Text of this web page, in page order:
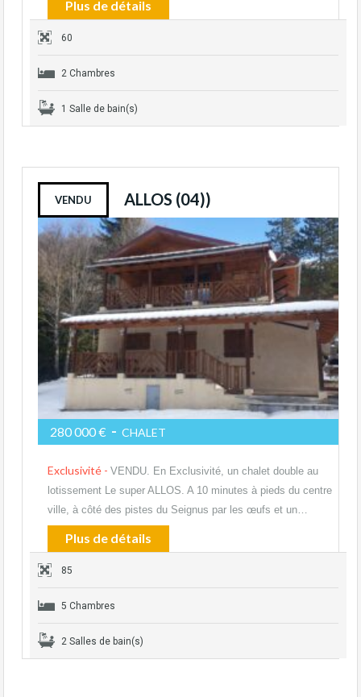
Plus de détails
60
2 Chambres
1 Salle de bain(s)
VENDU ALLOS (04))
280 000 € - CHALET
Exclusivité - VENDU. En Exclusivité, un chalet double au
lotissement Le super ALLOS. A 10 minutes à pieds du centre
ville, à côté des pistes du Seignus par les œufs et un…
Plus de détails
85
5 Chambres
2 Salles de bain(s)